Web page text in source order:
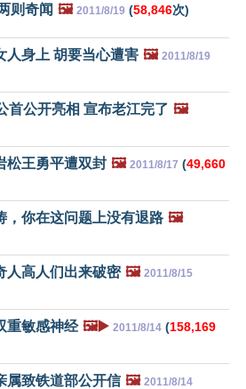
则奇闻 🖼️ 2011/8/19 (58,846次)
人身上 胡要当心遭害 🖼️ 2011/8/19
首公开亮相 宣布老江完了 🖼️
松王勇平遭双封 🖼️ 2011/8/17 (49,660
，你在这问题上没有退路 🖼️
人高人们出来破密 🖼️ 2011/8/15
重敏感神经 🖼️▶️ 2011/8/14 (158,169
属致铁道部公开信 🖼️ 2011/8/14